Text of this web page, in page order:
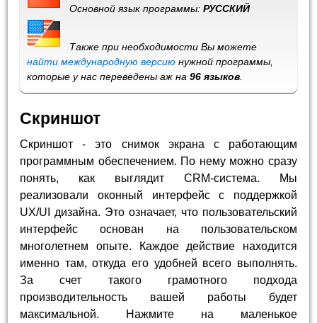
Основной язык программы:РУССКИЙ
Также при необходимости Вы можете
найти международную версию нужной программы,
которые у нас переведены аж на96 языков
Скриншот
Скриншот - это снимок экрана с работающим
программным обеспечением. По нему можно сразу
понять, как выглядит CRM-система. Мы
реализовали оконный интерфейс с поддержкой
UX/UI дизайна. Это означает, что пользовательский
интерфейс основан на пользовательском
многолетнем опыте. Каждое действие находится
именно там, откуда его удобней всего выполнять.
За счет такого грамотного подхода
производительность вашей работы будет
максимальной. Нажмите на маленькое